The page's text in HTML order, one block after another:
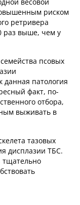
весовой
риском
ретривера
раз выше, чем у
псовых
данная патология
факт, по-
отбора,
выживать в
тазовых
дисплазии ТБС.
тщательно